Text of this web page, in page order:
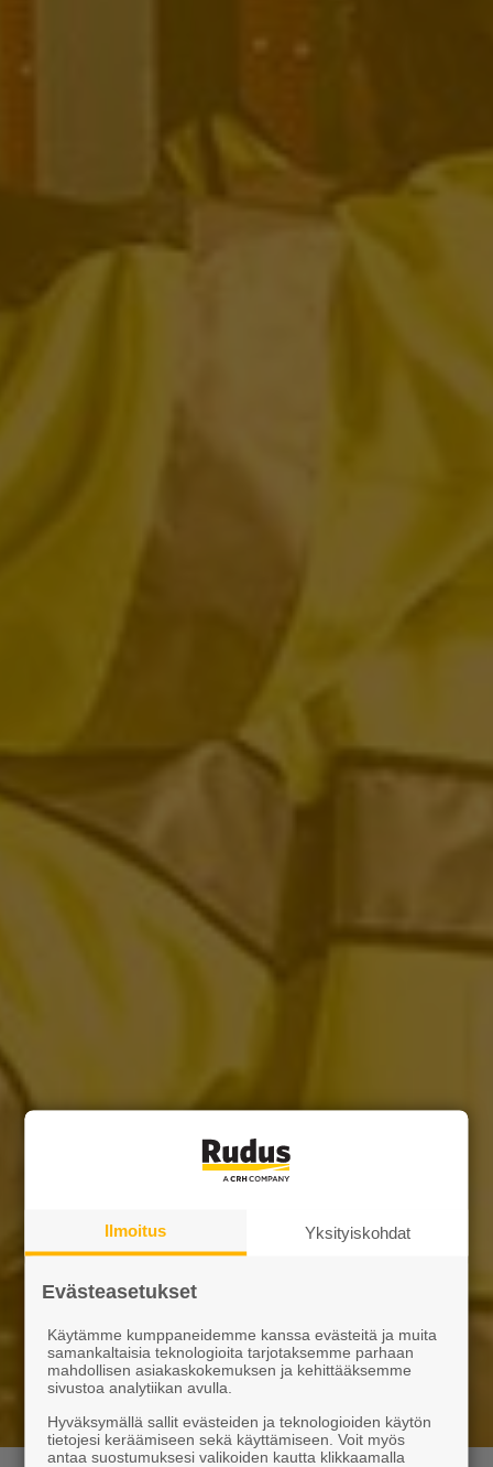
Ilmoitus Yksityiskohdat
Evästeasetukset
Käytämme kumppaneidemme kanssa evästeitä ja muita
samankaltaisia teknologioita tarjotaksemme parhaan
mahdollisen asiakaskokemuksen ja kehittääksemme
sivustoa analytiikan avulla.
Hyväksymällä sallit evästeiden ja teknologioiden käytön
tietojesi keräämiseen sekä käyttämiseen. Voit myös
antaa suostumuksesi valikoiden kautta klikkaamalla